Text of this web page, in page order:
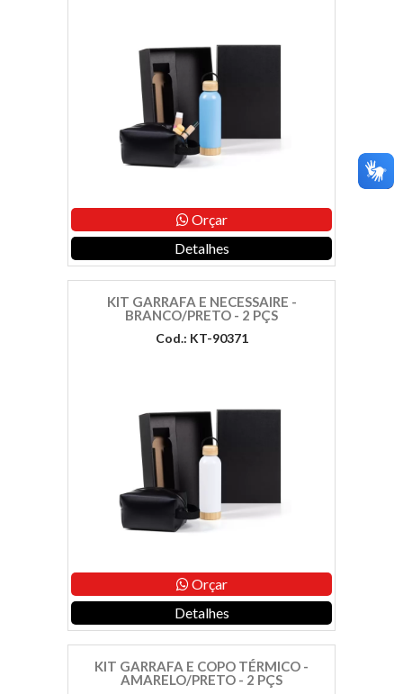
Orçar
Detalhes
KIT GARRAFA E NECESSAIRE -
BRANCO/PRETO - 2 PÇS
Cod.: KT-90371
Orçar
Detalhes
KIT GARRAFA E COPO TÉRMICO -
AMARELO/PRETO - 2 PÇS